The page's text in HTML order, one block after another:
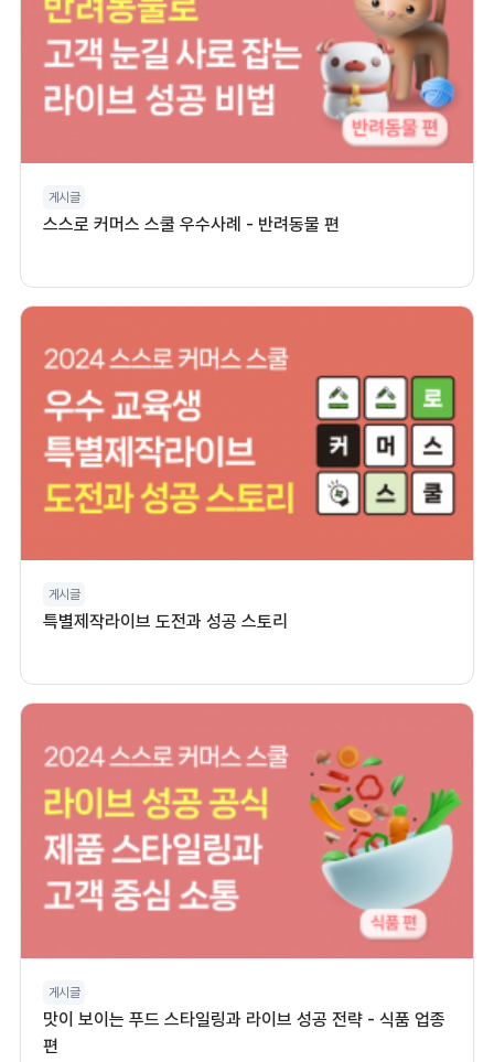
게시글
스스로 커머스 스쿨 우수사례 - 반려동물 편
게시글
특별제작라이브 도전과 성공 스토리
게시글
맛이 보이는 푸드 스타일링과 라이브 성공 전략 - 식품 업종
편